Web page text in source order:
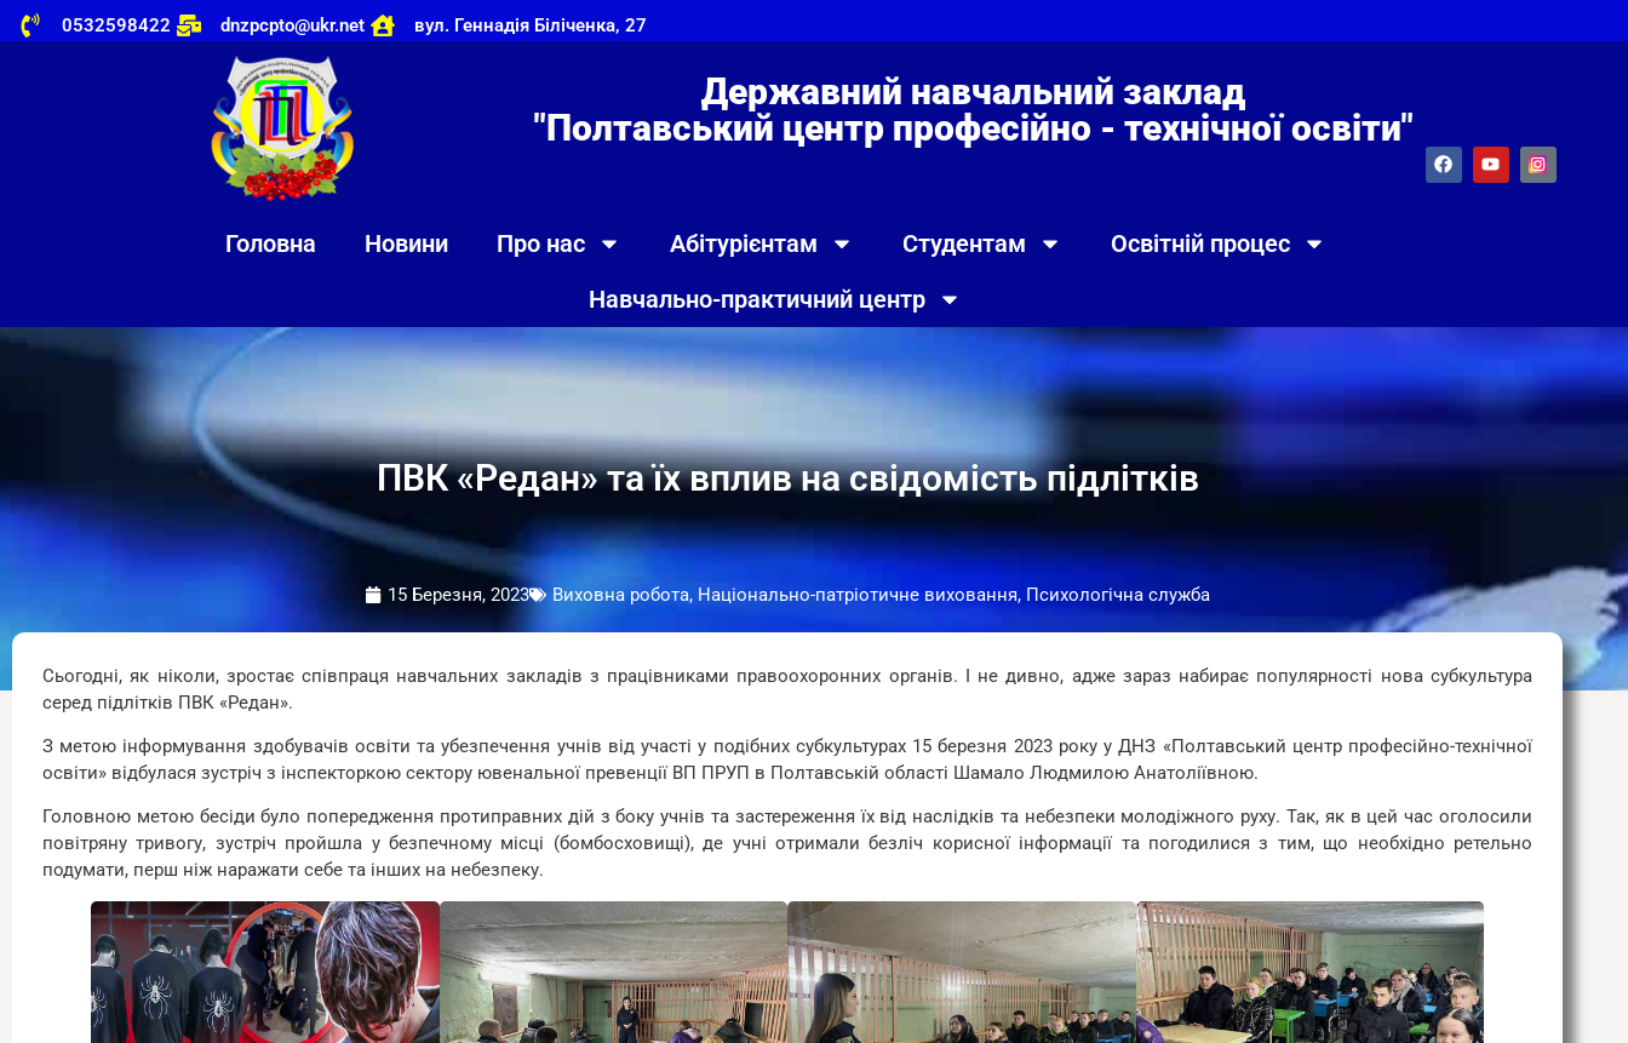
0532598422 dnzpcpto@ukr.net вул. Геннадія Біліченка, 27
Державний навчальний заклад
"Полтавський центр професійно - технічної освіти"
Головна Новини Про нас Абітурієнтам Студентам
Освітній процес
Навчально-практичний центр
ПВК «Редан» та їх вплив на свідомість підлітків
15 Березня, 2023 Виховна робота, Національно-патріотичне виховання, Психологічна служба
Сьогодні, як ніколи, зростає співпраця навчальних закладів з працівниками правоохоронних органів. І не дивно, адже зараз набирає популярності нова субкультура
серед підлітків ПВК «Редан».
З метою інформування здобувачів освіти та убезпечення учнів від участі у подібних субкультурах 15 березня 2023 року у ДНЗ «Полтавський центр професійно-технічної
освіти» відбулася зустріч з інспекторкою сектору ювенальної превенції ВП ПРУП в Полтавській області Шамало Людмилою Анатоліївною.
Головною метою бесіди було попередження протиправних дій з боку учнів та застереження їх від наслідків та небезпеки молодіжного руху. Так, як в цей час оголосили
повітряну тривогу, зустріч пройшла у безпечному місці (бомбосховищі), де учні отримали безліч корисної інформації та погодилися з тим, що необхідно ретельно
подумати, перш ніж наражати себе та інших на небезпеку.